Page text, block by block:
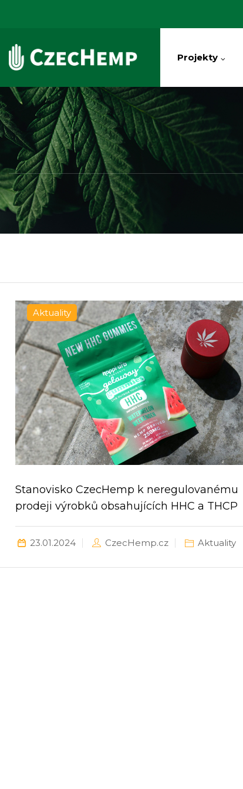
Projekty
Aktuality
Stanovisko CzecHemp k neregulovanému
prodeji výrobků obsahujících HHC a THCP
23.01.2024 CzecHemp.cz Aktuality